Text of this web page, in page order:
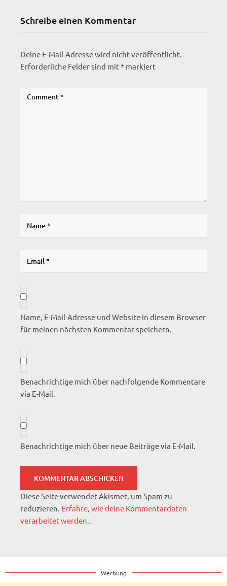
Schreibe einen Kommentar
Deine E-Mail-Adresse wird nicht veröffentlicht.
Erforderliche Felder sind mit* markiert
Name, E-Mail-Adresse und Website in diesem Browser
für meinen nächsten Kommentar speichern.
Benachrichtige mich über nachfolgende Kommentare
via E-Mail.
Benachrichtige mich über neue Beiträge via E-Mail.
Diese Seite verwendet Akismet, um Spam zu
reduzieren. Erfahre, wie deine Kommentardaten
verarbeitet werden..
Werbung